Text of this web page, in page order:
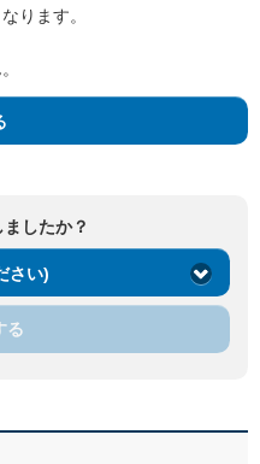
ります。
したか？
さい)
る